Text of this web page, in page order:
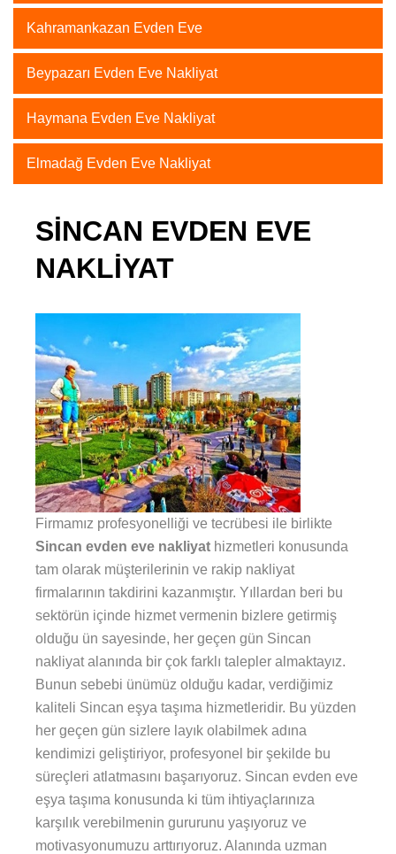
Kahramankazan Evden Eve
Beypazarı Evden Eve Nakliyat
Haymana Evden Eve Nakliyat
Elmadağ Evden Eve Nakliyat
SINCAN EVDEN EVE
NAKLIYAT
Firmamız profesyonelliği ve tecrübesi ile birlikte
Sincan evden eve nakliyat hizmetleri konusunda
tam olarak müşterilerinin ve rakip nakliyat
firmalarının takdirini kazanmıştır. Yıllardan beri bu
sektörün içinde hizmet vermenin bizlere getirmiş
olduğu ün sayesinde, her geçen gün Sincan
nakliyat alanında bir çok farklı talepler almaktayız.
Bunun sebebi ünümüz olduğu kadar, verdiğimiz
kaliteli Sincan eşya taşıma hizmetleridir. Bu yüzden
her geçen gün sizlere layık olabilmek adına
kendimizi geliştiriyor, profesyonel bir şekilde bu
süreçleri atlatmasını başarıyoruz. Sincan evden eve
eşya taşıma konusunda ki tüm ihtiyaçlarınıza
karşılık verebilmenin gururunu yaşıyoruz ve
motivasyonumuzu arttırıyoruz. Alanında uzman